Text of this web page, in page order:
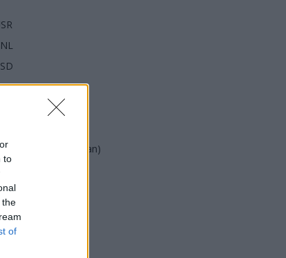
to
the
of
Dreptei (L. Orban)
(Șoșoacă)